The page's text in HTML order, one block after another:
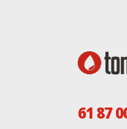
Phonefax 375
Phonefax 390
61 87